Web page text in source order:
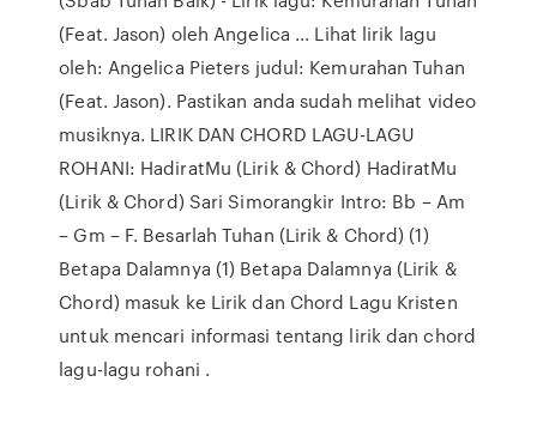
(Feat. Jason) oleh Angelica ... Lihat lirik lagu
oleh: Angelica Pieters judul: Kemurahan Tuhan
(Feat. Jason). Pastikan anda sudah melihat video
musiknya. LIRIK DAN CHORD LAGU-LAGU
ROHANI: HadiratMu (Lirik & Chord) HadiratMu
(Lirik & Chord) Sari Simorangkir Intro: Bb – Am
– Gm – F. Besarlah Tuhan (Lirik & Chord) (1)
Betapa Dalamnya (1) Betapa Dalamnya (Lirik &
Chord) masuk ke Lirik dan Chord Lagu Kristen
untuk mencari informasi tentang lirik dan chord
lagu-lagu rohani .